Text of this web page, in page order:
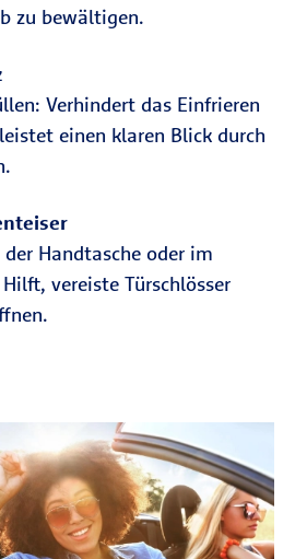
zu bewältigen.
Verhindert das Einfrieren
einen klaren Blick durch
Handtasche oder im
vereiste Türschlösser